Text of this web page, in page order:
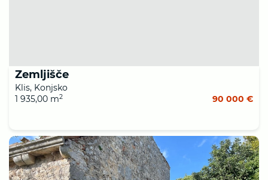
Zemljišče
Klis, Konjsko
1 935,00 m2 90 000 €